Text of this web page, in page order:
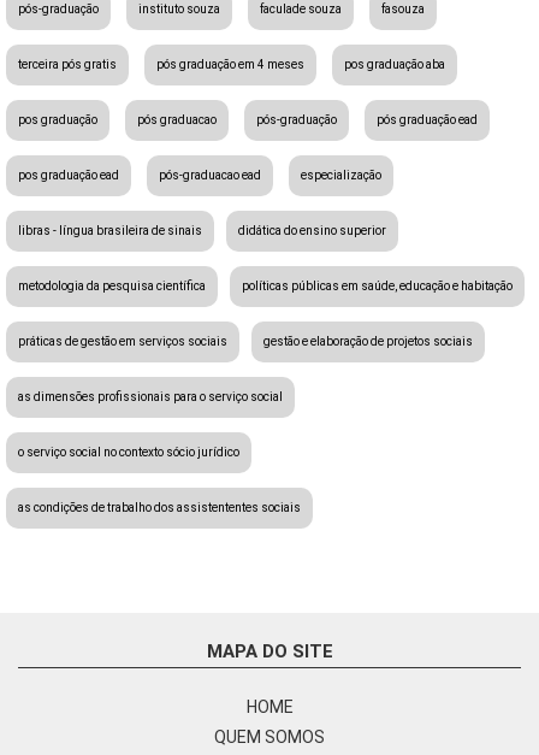
pós-graduação instituto souza faculade souza fasouza
terceira pós gratis pós graduação em 4 meses pos graduação aba
pos graduação pós graduacao pós-graduação pós graduação ead
pos graduação ead pós-graduacao ead especialização
libras - língua brasileira de sinais didática do ensino superior
metodologia da pesquisa científica políticas públicas em saúde, educação e habitação
práticas de gestão em serviços sociais gestão e elaboração de projetos sociais
as dimensões profissionais para o serviço social
o serviço social no contexto sócio jurídico
as condições de trabalho dos assistententes sociais
MAPA DO SITE
HOME
QUEM SOMOS